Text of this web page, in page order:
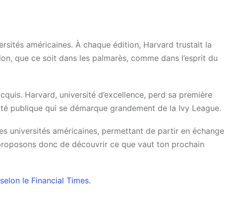
américaines. À chaque édition, Harvard trustait la
que ce soit dans les palmarès, comme dans l’esprit du
Harvard, université d’excellence, perd sa première
publique qui se démarque grandement de la Ivy League.
universités américaines, permettant de partir en échange
donc de découvrir ce que vaut ton prochain
le Financial Times.